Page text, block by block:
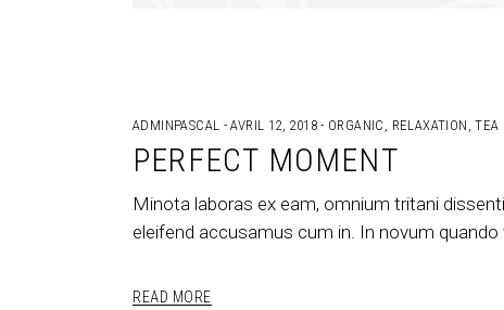
ADMINPASCAL AVRIL 12, 2018 ORGANIC RELAXATION ,TEA
PERFECT MOMENT
Minota laboras ex eam, omnium tritani
eleifend accusamus cum in. In novum
READ MORE